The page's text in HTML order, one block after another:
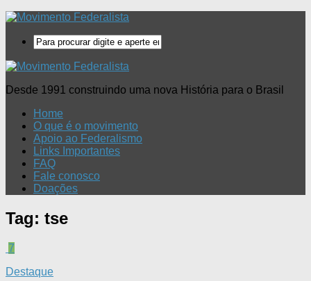
Desde 1991 construindo uma nova História para o Brasil
Home
O que é o movimento
Apoio ao Federalismo
Links Importantes
FAQ
Fale conosco
Doações
Tag: tse
7
Destaque